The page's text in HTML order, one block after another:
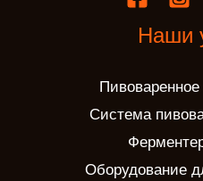
Наши
Система
Оборудование